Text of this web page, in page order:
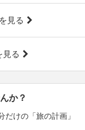
見る
見る
か？
けの「旅の計画」